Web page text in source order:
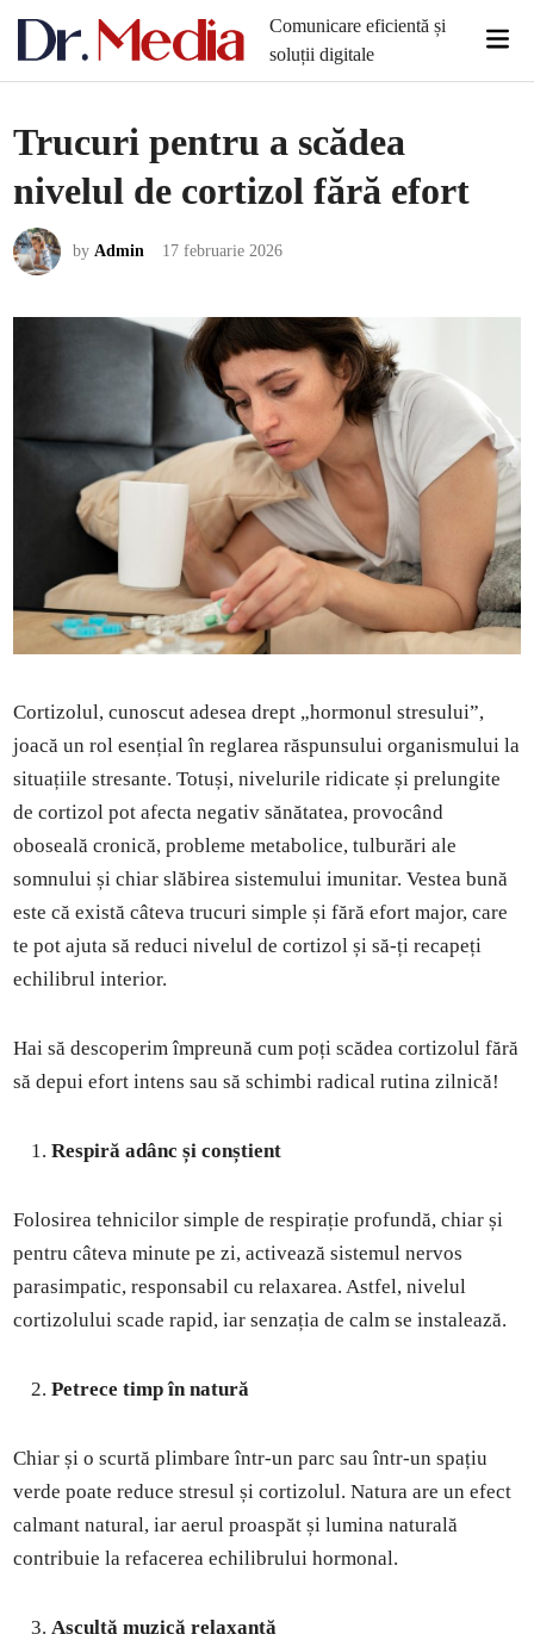
Comunicare eficientă și
soluții digitale
Trucuri pentru a scădea
nivelul de cortizol fără efort
byAdmin 17 februarie 2026
Cortizolul, cunoscut adesea drept „hormonul stresului”,
joacă un rol esențial în reglarea răspunsului organismului la
situațiile stresante. Totuși, nivelurile ridicate și prelungite
de cortizol pot afecta negativ sănătatea, provocând
oboseală cronică, probleme metabolice, tulburări ale
somnului și chiar slăbirea sistemului imunitar. Vestea bună
este că există câteva trucuri simple și fără efort major, care
te pot ajuta să reduci nivelul de cortizol și să-ți recapeți
echilibrul interior.
Hai să descoperim împreună cum poți scădea cortizolul fără
să depui efort intens sau să schimbi radical rutina zilnică!
Respiră adânc și conștient
Folosirea tehnicilor simple de respirație profundă, chiar și
pentru câteva minute pe zi, activează sistemul nervos
parasimpatic, responsabil cu relaxarea. Astfel, nivelul
cortizolului scade rapid, iar senzația de calm se instalează.
Petrece timp în natură
Chiar și o scurtă plimbare într-un parc sau într-un spațiu
verde poate reduce stresul și cortizolul. Natura are un efect
calmant natural, iar aerul proaspăt și lumina naturală
contribuie la refacerea echilibrului hormonal.
Ascultă muzică relaxantă